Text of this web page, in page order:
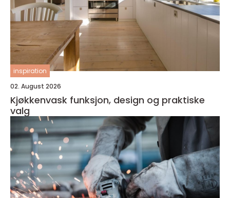
inspiration
02. August 2026
Kjøkkenvask funksjon, design og praktiske
valg